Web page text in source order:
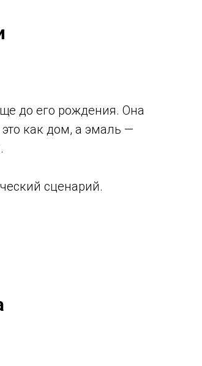
до его рождения. Она
как дом, а эмаль —
сценарий.